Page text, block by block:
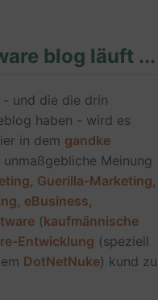
blog läuft ...
und die die drin
haben - wird es
in dem gandke
unmaßgebliche Meinung
Guerilla-Marketing,
eBusiness,
(kaufmännische
Entwicklung (speziell
DotNetNuke) kund zu